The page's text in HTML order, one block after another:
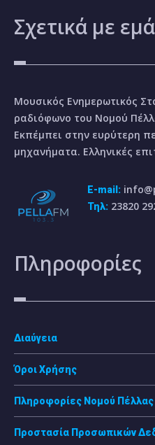
Σχετικά με
Μουσικός Ενημερωτικός
ραδιόφωνο του Νομού
Εκπέμπει στην ευρύτερη
μηχανήματα. Ελληνικές
E-mail:
Τηλ: 23820
Πληροφορίες
Διαύγεια
Όροι Χρήσης
Πληροφορίες Νομού Πέλλας
Προστασία Προσωπικών